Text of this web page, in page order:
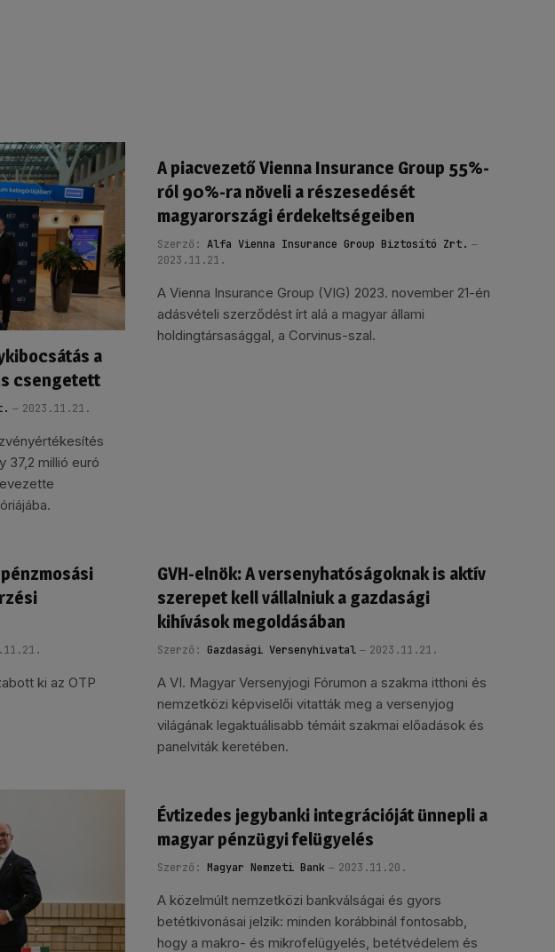
a
csengetett
2023.11.21.
37,2 millió euró
A piacvezető Vienna Insurance Group 55%-
ról 90%-ra növeli a részesedését
magyarországi érdekeltségeiben
Szerző: Alfa Vienna Insurance Group Biztosító Zrt.
2023.11.21.
A Vienna Insurance Group (VIG) 2023. november 21-én
adásvételi szerződést írt alá a magyar állami
holdingtársasággal, a Corvinus-szal.
ki az OTP
GVH-elnök: A versenyhatóságoknak is aktív
szerepet kell vállalniuk a gazdasági
kihívások megoldásában
Szerző: Gazdasági Versenyhivatal 2023.11.21.
A VI. Magyar Versenyjogi Fórumon a szakma itthoni és
nemzetközi képviselői vitatták meg a versenyjog
világának legaktuálisabb témáit szakmai előadások és
panelviták keretében.
Évtizedes jegybanki integrációját ünnepli a
magyar pénzügyi felügyelés
Szerző: Magyar Nemzeti Bank 2023.11.20.
A közelmúlt nemzetközi bankválságai és gyors
betétkivonásai jelzik: minden korábbinál fontosabb,
hogy a makro- és mikrofelügyelés, betétvédelem és